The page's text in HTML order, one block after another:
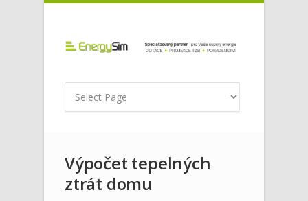
Výpočet tepelných
ztrát domu